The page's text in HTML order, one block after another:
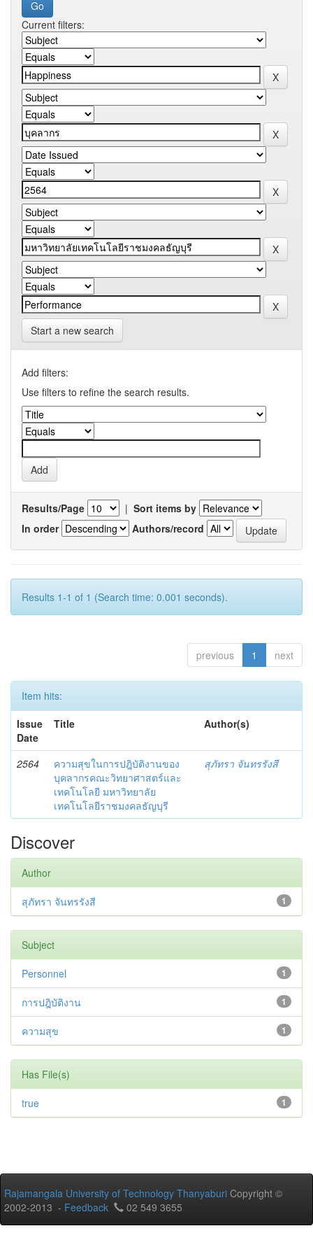
Current filters:
Start a new search
Add filters:
Use filters to refine the search results.
Results/Page | Sort items by
In order
Authors/record
Results 1-1 of 1 (Search time: 0.001 seconds).
previous 1 next
Item hits:
Issue
Date
Title Author(s)
2564
ความสุขในการปฎิบัติงานของ
บุคลากรคณะวิทยาศาสตร์และ
เทคโนโลยี มหาวิทยาลัย
เทคโนโลยีราชมงคลธัญบุรี
สุภัทรา จันทรรังสี
Discover
Author
1
สุภัทรา จันทรรังสี
Subject
1
Personnel
1
การปฎิบัติงาน
1
ความสุข
Has File(s)
1
true
Rajamangala University of Technology Thanyaburi Copyright ©
2002-2013 - Feedback 02 549 3655